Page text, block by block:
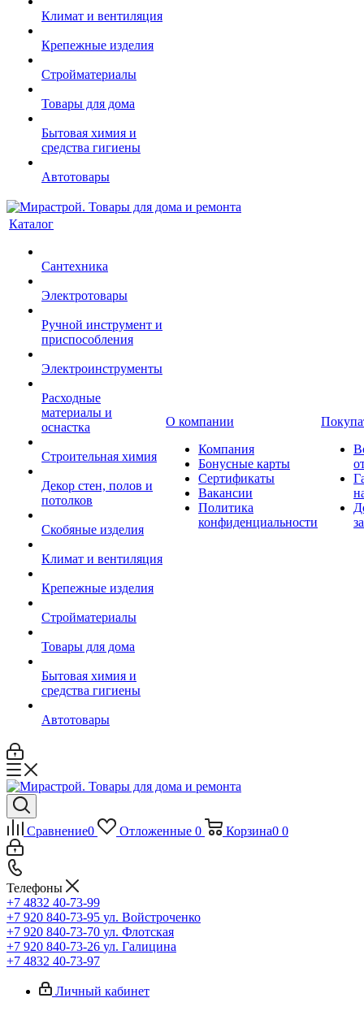
Климат и вентиляция
Крепежные изделия
Стройматериалы
Товары для дома
Бытовая химия и
средства гигиены
Автотовары
Каталог
Сантехника
Электротовары
Ручной инструмент и
приспособления
Электроинструменты
Расходные
материалы и
оснастка
Строительная химия
Декор стен, полов и
потолков
Скобяные изделия
Климат и вентиляция
Крепежные изделия
Стройматериалы
Товары для дома
Бытовая химия и
средства гигиены
Автотовары
О компании
Компания
Бонусные карты
Сертификаты
Вакансии
Политика
конфиденциальности
Сравнение0 Отложенные 0 Корзина0 0
Телефоны
+7 4832 40-73-99
+7 920 840-73-95 ул. Войстроченко
+7 920 840-73-70 ул. Флотская
+7 920 840-73-26 ул. Галицина
+7 4832 40-73-97
Личный кабинет